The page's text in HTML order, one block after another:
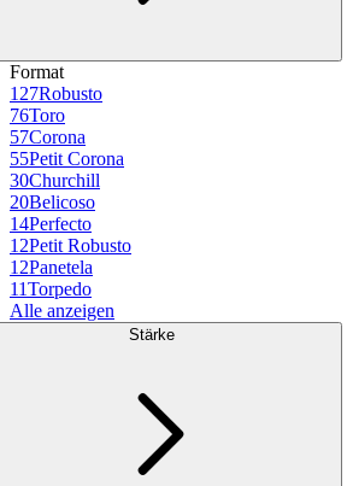
Format
127Robusto
76Toro
57Corona
55Petit Corona
30Churchill
20Belicoso
14Perfecto
12Petit Robusto
12Panetela
11Torpedo
Alle anzeigen
Stärke